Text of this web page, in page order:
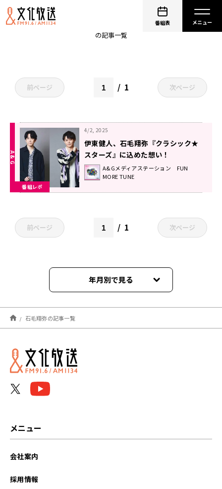
番組表
の記事一覧
前ページ 1 次ページ
番組レポ
4/2, 2025
伊東健人、石毛翔弥『クラシック★
スターズ』に込めた想い！
A&Gメディアステーション FUN
MORE TUNE
前ページ 1 次ページ
年月別で見る
2025年10月
2025年07月
2025年06月
石毛翔弥の記事一覧
メニュー
会社案内
採用情報